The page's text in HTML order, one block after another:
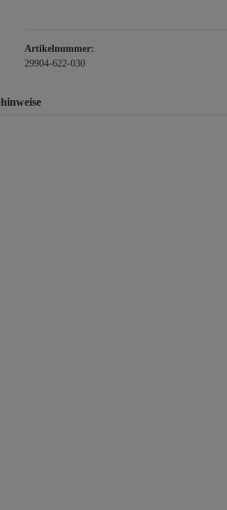
Artikelnummer:
29904-622-030